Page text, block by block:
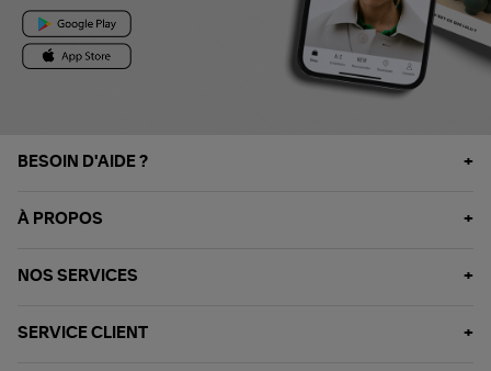
BESOIN D'AIDE ?
À PROPOS
NOS SERVICES
SERVICE CLIENT